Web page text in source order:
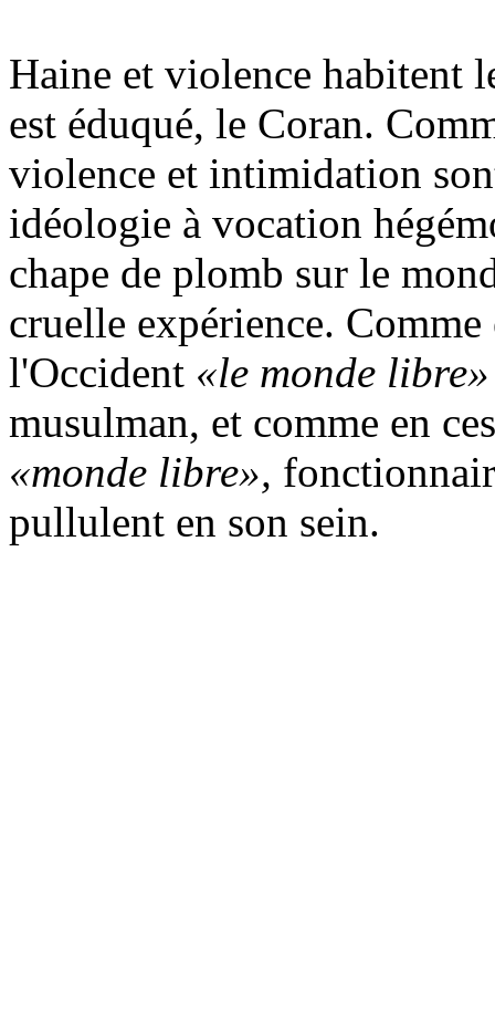
Haine et violence habitent
est éduqué, le Coran.
violence et intimidation
idéologie à vocation
chape de plomb sur le
cruelle expérience.
l'Occident «le monde
musulman, et comme en
«monde libre»,
pullulent en son sein.